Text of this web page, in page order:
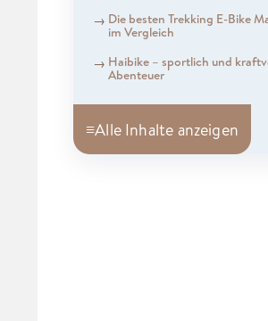
Die besten Trekking E-Bike
im Vergleich
Haibike – sportlich und
Abenteuer
≡Alle Inhalte anzeigen